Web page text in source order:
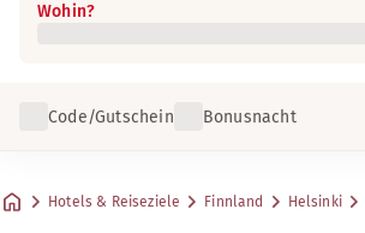
Wohin?
Code/Gutschein Bonusnacht
Hotels & Reiseziele Finnland Helsinki